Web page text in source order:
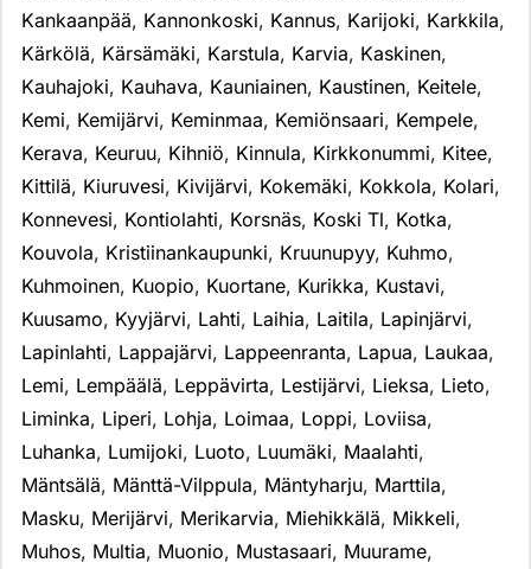
Kankaanpää, Kannonkoski, Kannus, Karijoki, Karkkila,
Kärkölä, Kärsämäki, Karstula, Karvia, Kaskinen,
Kauhajoki, Kauhava, Kauniainen, Kaustinen, Keitele,
Kemi, Kemijärvi, Keminmaa, Kemiönsaari, Kempele,
Kerava, Keuruu, Kihniö, Kinnula, Kirkkonummi, Kitee,
Kittilä, Kiuruvesi, Kivijärvi, Kokemäki, Kokkola, Kolari,
Konnevesi, Kontiolahti, Korsnäs, Koski Tl, Kotka,
Kouvola, Kristiinankaupunki, Kruunupyy, Kuhmo,
Kuhmoinen, Kuopio, Kuortane, Kurikka, Kustavi,
Kuusamo, Kyyjärvi, Lahti, Laihia, Laitila, Lapinjärvi,
Lapinlahti, Lappajärvi, Lappeenranta, Lapua, Laukaa,
Lemi, Lempäälä, Leppävirta, Lestijärvi, Lieksa, Lieto,
Liminka, Liperi, Lohja, Loimaa, Loppi, Loviisa,
Luhanka, Lumijoki, Luoto, Luumäki, Maalahti,
Mäntsälä, Mänttä-Vilppula, Mäntyharju, Marttila,
Masku, Merijärvi, Merikarvia, Miehikkälä, Mikkeli,
Muhos, Multia, Muonio, Mustasaari, Muurame,